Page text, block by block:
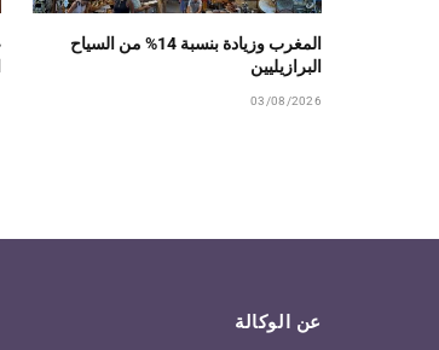
المغرب وزيادة بنسبة 14% من السياح
البرازيليين
03/08/2026
عن الوكالة